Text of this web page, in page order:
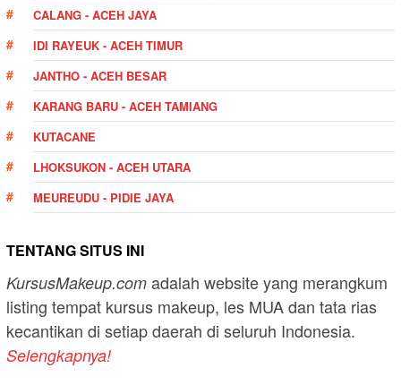
CALANG - ACEH JAYA
IDI RAYEUK - ACEH TIMUR
JANTHO - ACEH BESAR
KARANG BARU - ACEH TAMIANG
KUTACANE
LHOKSUKON - ACEH UTARA
MEUREUDU - PIDIE JAYA
TENTANG SITUS INI
KursusMakeup.com adalah website yang merangkum
listing tempat kursus makeup, les MUA dan tata rias
kecantikan di setiap daerah di seluruh Indonesia.
Selengkapnya!